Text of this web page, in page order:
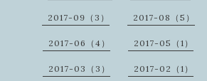
2017-09（3） 2017-08（5）
2017-06（4） 2017-05（1）
2017-03（3） 2017-02（1）